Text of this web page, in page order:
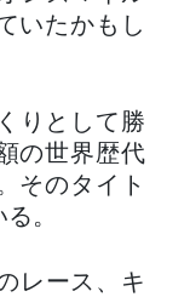
いたかもし
りとして勝
の世界歴代
そのタイト
。
レース、キ